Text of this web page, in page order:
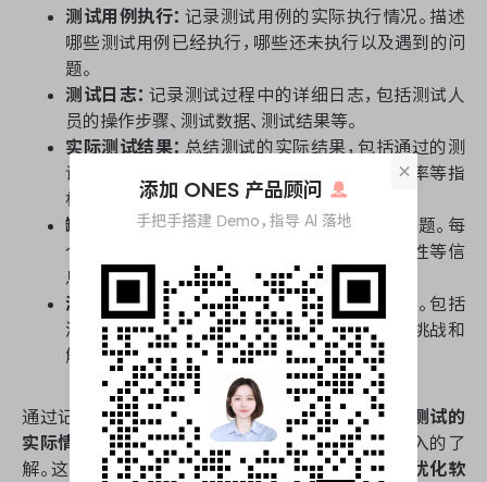
测试用例执行： 记录测试用例的实际执行情况。描述
哪些测试用例已经执行，哪些还未执行以及遇到的问
题。
测试日志： 记录测试过程中的详细日志，包括测试人
员的操作步骤、测试数据、测试结果等。
实际测试结果： 总结测试的实际结果，包括通过的测
试用例数量、失败的测试用例数量、测试通过率等指
标。
缺陷报告：列出在测试过程中发现的缺陷和问题。每
个缺陷应该包括缺陷的描述、重现步骤、严重性等信
息。
测试执行总结：
对整个测试执行过程进行总结。包括
测试执行中的主要发现、问题、测试过程中的挑战和
解决方案等。
通过记录测试执行的情况，我们可以清晰地了解到测试的
实际情况和结果，从而对软件质量和稳定性有更深入的了
解。这一部分内容也 为开发团队提供了修复缺陷和优化软
×
添加 ONES 产品顾问
手把手搭建 Demo，指导 AI 落地